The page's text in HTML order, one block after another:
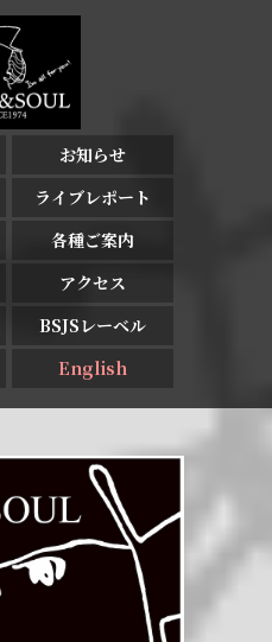
お知らせ
ライブレポート
各種ご案内
アクセス
BSJSレーベル
English